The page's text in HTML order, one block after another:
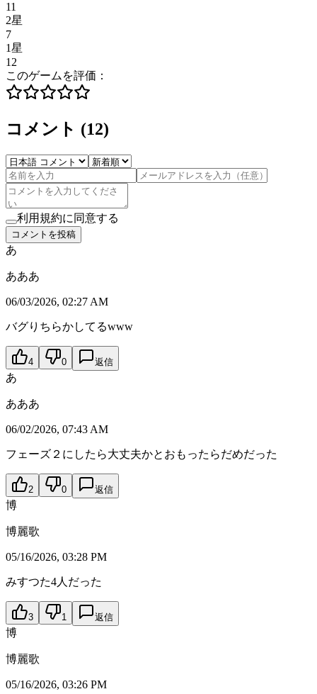
11
2星
7
1星
12
このゲームを評価：
コメント (12)
利用規約に同意する
コメントを投稿
あ
あああ
06/03/2026, 02:27 AM
バグりちらかしてるwww
4 0 返信
あ
あああ
06/02/2026, 07:43 AM
フェーズ２にしたら大丈夫かとおもったらだめだった
2 0 返信
博
博麗歌
05/16/2026, 03:28 PM
みすつた4人だった
3 1 返信
博
博麗歌
05/16/2026, 03:26 PM